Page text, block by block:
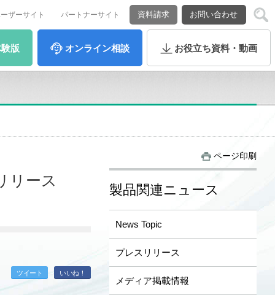
ーザーサイト パートナーサイト 資料請求 お問い合わせ
版 オンライン相談 お役立ち資料・動画
リース
ツイート いいね！
ページ印刷
製品関連ニュース
News Topic
プレスリリース
メディア掲載情報